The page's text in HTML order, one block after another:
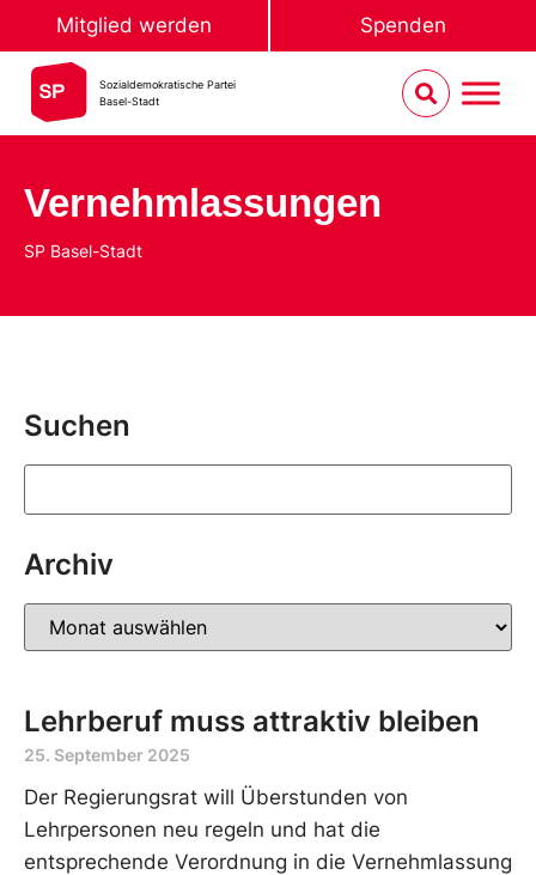
Mitglied werden Spenden
Sozialdemokratische Partei
Basel-Stadt
Vernehmlassungen
SP Basel-Stadt
Suchen
Archiv
Lehrberuf muss attraktiv bleiben
25. September 2025
Der Regierungsrat will Überstunden von
Lehrpersonen neu regeln und hat die
entsprechende Verordnung in die Vernehmlassung